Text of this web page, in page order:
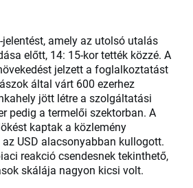
jelentést, amely az utolsó utalás
előtt, 14: 15-kor tették közzé. A
jelzett a foglalkoztatást
által várt 600 ezerhez
jött létre a szolgáltatási
pedig a termelői szektorban. A
kaptak a közlemény
USD alacsonyabban kullogott.
reakció csendesnek tekinthető,
skálája nagyon kicsi volt.